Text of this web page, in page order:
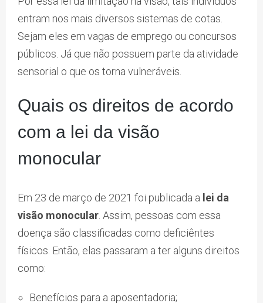
entram nos mais diversos sistemas de cotas.
Sejam eles em vagas de emprego ou concursos
públicos. Já que não possuem parte da atividade
sensorial o que os torna vulneráveis.
Quais os direitos de acordo
com a lei da visão
monocular
Em 23 de março de 2021 foi publicada a lei da
visão monocular . Assim, pessoas com essa
doença são classificadas como deficiêntes
físicos. Então, elas passaram a ter alguns direitos
como:
Benefícios para a aposentadoria;